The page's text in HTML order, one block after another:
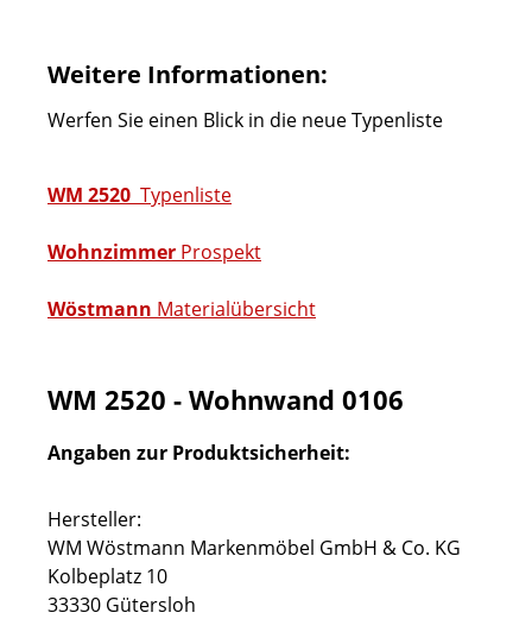
Weitere Informationen:
Werfen Sie einen Blick in die neue Typenliste
WM 2520 Typenliste
Wohnzimmer Prospekt
Wöstmann Materialübersicht
WM 2520 - Wohnwand 0106
Angaben zur Produktsicherheit:
Hersteller:
WM Wöstmann Markenmöbel GmbH & Co. KG
Kolbeplatz 10
33330 Gütersloh